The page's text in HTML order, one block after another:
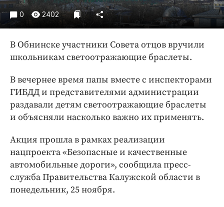
Погода
Праздники
Спорт
Экономика и бизнес
ПРОЕКТЫ
Блоги
Издания
Медиаперсона
Интересное чтиво
Клиника года
Бренд года
Работодатель года
0 2402
В Обнинске участники Совета отцов вручили
школьникам светоотражающие браслеты.
В вечернее время папы вместе с инспекторами
ГИБДД и представителями администрации
раздавали детям светоотражающие браслеты
и объясняли насколько важно их применять.
Акция прошла в рамках реализации
нацпроекта «Безопасные и качественные
автомобильные дороги», сообщила пресс-
служба Правительства Калужской области в
понедельник, 25 ноября.